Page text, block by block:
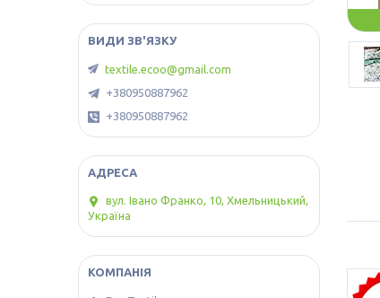
textile.ecoo@gmail.com
+380950887962
+380950887962
вул. Івано Франко, 10, Хмельницький,
Україна